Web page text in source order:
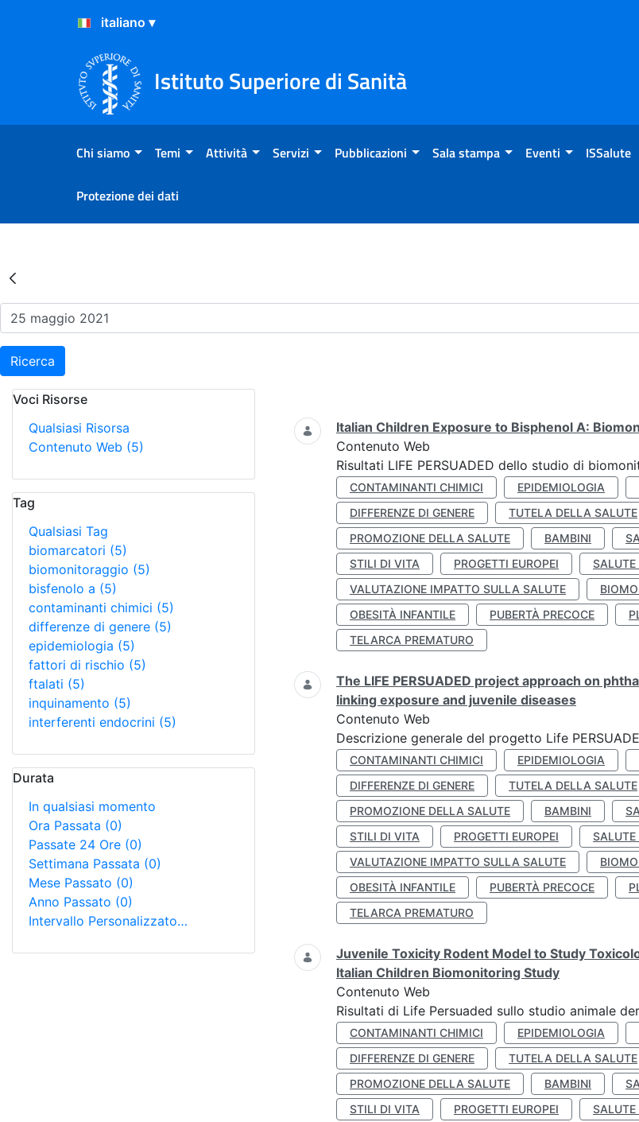
Salta al Contenuto
Salta al Footer
Istituto Superiore di Sanità
Chi siamo Temi Attività Servizi Pubblicazioni Sala stampa Eventi ISSalute
Protezione dei dati
Risultati della Ricerca - Eventi
Ricerca
Voci Risorse
Qualsiasi Risorsa
Contenuto Web (5)
Tag
Qualsiasi Tag
biomarcatori (5)
biomonitoraggio (5)
bisfenolo a (5)
contaminanti chimici (5)
differenze di genere (5)
epidemiologia (5)
fattori di rischio (5)
ftalati (5)
inquinamento (5)
interferenti endocrini (5)
Durata
In qualsiasi momento
Ora Passata (0)
Passate 24 Ore (0)
Settimana Passata (0)
Mese Passato (0)
Anno Passato (0)
Intervallo Personalizzato…
Ricerca
Italian Children Exposure to Bisphenol A:
Contenuto Web
Risultati LIFE PERSUADED dello studio di
CONTAMINANTI CHIMICI EPIDEMIOLOGIA
DIFFERENZE DI GENERE
TUTELA DELLA SALUTE
PROMOZIONE DELLA SALUTE
BAMBINI
STILI DI VITA
PROGETTI EUROPEI SALUTE
VALUTAZIONE IMPATTO SULLA SALUTE
OBESITÀ INFANTILE
PUBERTÀ PRECOCE
TELARCA PREMATURO
The LIFE PERSUADED project approach on
linking exposure and juvenile diseases
Contenuto Web
Descrizione generale del progetto Life
CONTAMINANTI CHIMICI EPIDEMIOLOGIA
DIFFERENZE DI GENERE
TUTELA DELLA SALUTE
PROMOZIONE DELLA SALUTE
BAMBINI
STILI DI VITA
PROGETTI EUROPEI SALUTE
VALUTAZIONE IMPATTO SULLA SALUTE
OBESITÀ INFANTILE
PUBERTÀ PRECOCE
TELARCA PREMATURO
Juvenile Toxicity Rodent Model to Study
Italian Children Biomonitoring Study
Contenuto Web
Risultati di Life Persuaded sullo studio animale
CONTAMINANTI CHIMICI EPIDEMIOLOGIA
DIFFERENZE DI GENERE
TUTELA DELLA SALUTE
PROMOZIONE DELLA SALUTE
BAMBINI
STILI DI VITA
PROGETTI EUROPEI SALUTE